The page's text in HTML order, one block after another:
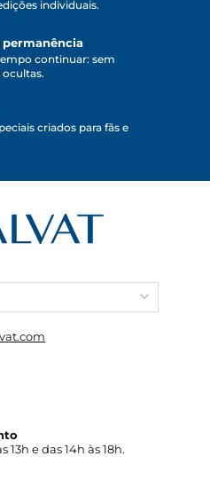
individuais.
continuar: sem
criados para fãs e
13h e das 14h às 18h.